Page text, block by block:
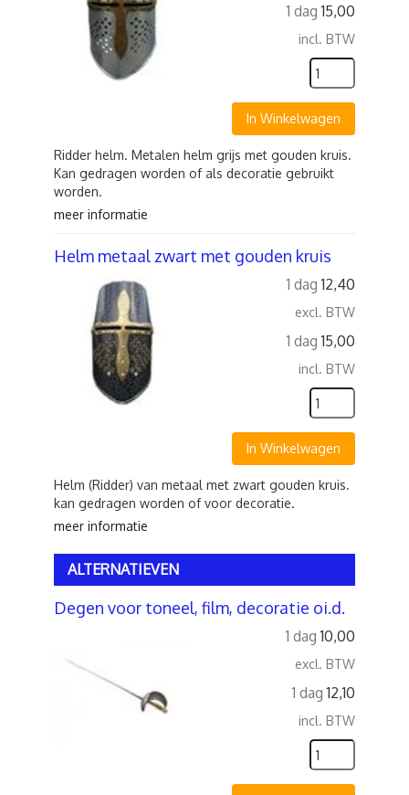
1 dag 15,00
incl. BTW
In Winkelwagen
Ridder helm. Metalen helm grijs met gouden kruis.
Kan gedragen worden of als decoratie gebruikt
worden.
meer informatie
Helm metaal zwart met gouden kruis
1 dag 12,40
excl. BTW
1 dag 15,00
incl. BTW
In Winkelwagen
Helm (Ridder) van metaal met zwart gouden kruis.
kan gedragen worden of voor decoratie.
meer informatie
ALTERNATIEVEN
Degen voor toneel, film, decoratie oi.d.
1 dag 10,00
excl. BTW
1 dag 12,10
incl. BTW